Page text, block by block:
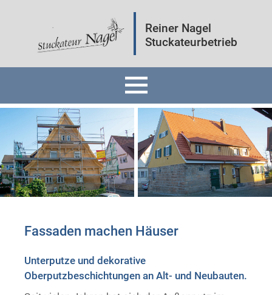
Reiner Nagel
Stuckateurbetrieb
Fassaden
Innenräume
Mineralputz
Wärmedämmung
Trockenausbau
Fassaden machen Häuser
Unterputze und dekorative
Oberputzbeschichtungen an Alt- und Neubauten.